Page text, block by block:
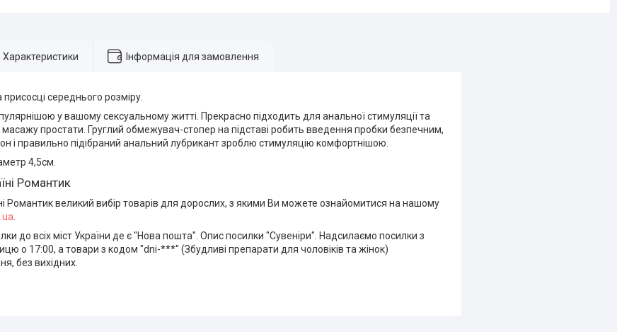
Характеристики Інформація для замовлення
середнього розміру.
у вашому сексуальному житті. Прекрасно підходить для анальної стимуляції та
масажу простати. Груглий обмежувач-стопер на підставі робить введення пробки безпечним,
і правильно підібраний анальний лубрикант зроблю стимуляцію комфортнішою.
4,5см.
Романтик
Романтик великий вибір товарів для дорослих, з якими Ви можете ознайомитися на нашому
до всіх міст України де є "Нова пошта". Опис посилки "Сувеніри". Надсилаємо посилки з
о 17:00, а товари з кодом "dni-***" (Збудливі препарати для чоловіків та жінок)
без вихідних.